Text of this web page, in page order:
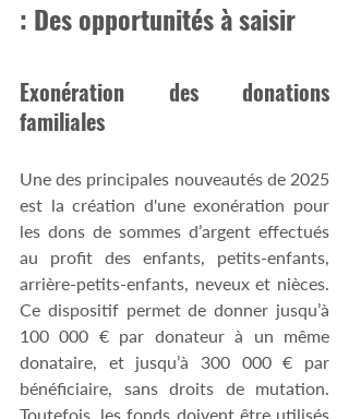
: Des opportunités à saisir
Exonération des donations
familiales
Une des principales nouveautés de 2025
est la création d'une exonération pour
les dons de sommes d’argent effectués
au profit des enfants, petits-enfants,
arrière-petits-enfants, neveux et nièces.
Ce dispositif permet de donner jusqu’à
100 000 € par donateur à un même
donataire, et jusqu’à 300 000 € par
bénéficiaire, sans droits de mutation.
Toutefois, les fonds doivent être utilisés